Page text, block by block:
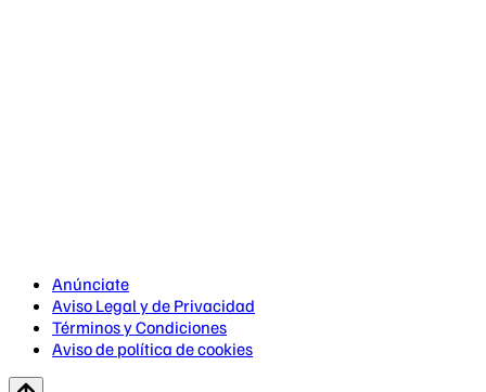
Anúnciate
Aviso Legal y de Privacidad
Términos y Condiciones
Aviso de política de cookies